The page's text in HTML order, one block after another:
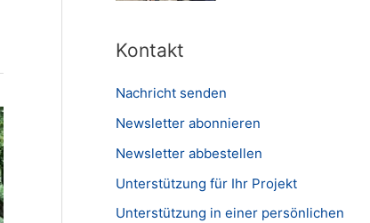
Kontakt
Nachricht senden
Newsletter abonnieren
Newsletter abbestellen
Unterstützung für Ihr Projekt
Unterstützung in einer persönlichen